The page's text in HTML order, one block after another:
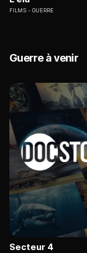
FILMS GUERRE
Guerre à venir
Secteur 4